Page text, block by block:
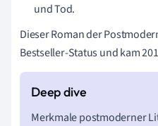
und Tod.
Dieser Roman der
Bestseller-Status und kam
Merkmale postmoderner